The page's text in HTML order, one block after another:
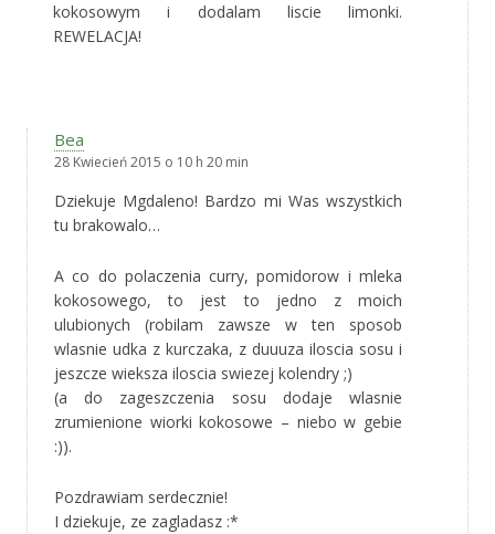
kokosowym i dodalam liscie limonki.
REWELACJA!
Bea
28 Kwiecień 2015 o 10 h 20 min
Dziekuje Mgdaleno! Bardzo mi Was wszystkich
tu brakowalo…
A co do polaczenia curry, pomidorow i mleka
kokosowego, to jest to jedno z moich
ulubionych (robilam zawsze w ten sposob
wlasnie udka z kurczaka, z duuuza iloscia sosu i
jeszcze wieksza iloscia swiezej kolendry ;)
(a do zageszczenia sosu dodaje wlasnie
zrumienione wiorki kokosowe – niebo w gebie
:)).
Pozdrawiam serdecznie!
I dziekuje, ze zagladasz :*